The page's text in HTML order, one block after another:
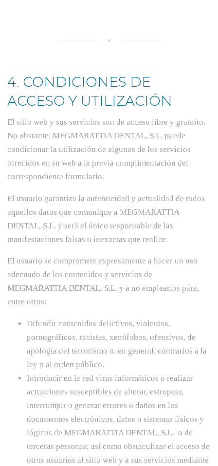
4. CONDICIONES DE
ACCESO Y UTILIZACIÓN
El sitio web y sus servicios son de acceso libre y gratuito.
No obstante, MEGMARATTIA DENTAL, S.L. puede
condicionar la utilización de algunos de los servicios
ofrecidos en su web a la previa cumplimentación del
correspondiente formulario.
El usuario garantiza la autenticidad y actualidad de todos
aquellos datos que comunique a MEGMARATTIA
DENTAL, S.L. y será el único responsable de las
manifestaciones falsas o inexactas que realice.
El usuario se compromete expresamente a hacer un uso
adecuado de los contenidos y servicios de
MEGMARATTIA DENTAL, S.L. y a no emplearlos para,
entre otros:
Difundir contenidos delictivos, violentos,
pornográficos, racistas, xenófobos, ofensivos, de
apología del terrorismo o, en general, contrarios a la
ley o al orden público.
Introducir en la red virus informáticos o realizar
actuaciones susceptibles de alterar, estropear,
interrumpir o generar errores o daños en los
documentos electrónicos, datos o sistemas físicos y
lógicos de MEGMARATTIA DENTAL, S.L. o de
terceras personas; así como obstaculizar el acceso de
otros usuarios al sitio web y a sus servicios mediante